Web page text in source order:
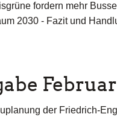
fordern mehr
2030 - Fazit und
Februar
der Friedrich-